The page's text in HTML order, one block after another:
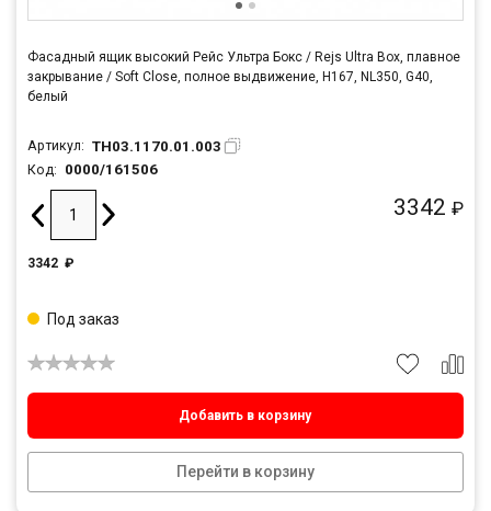
Фасадный ящик высокий Рейс Ультра Бокс / Rejs Ultra Box, плавное
закрывание / Soft Close, полное выдвижение, H167, NL350, G40,
белый
Артикул: TH03.1170.01.003
Код: 0000/161506
3342 ₽
3342 ₽
Добавить в корзину
Перейти в корзину
Под заказ